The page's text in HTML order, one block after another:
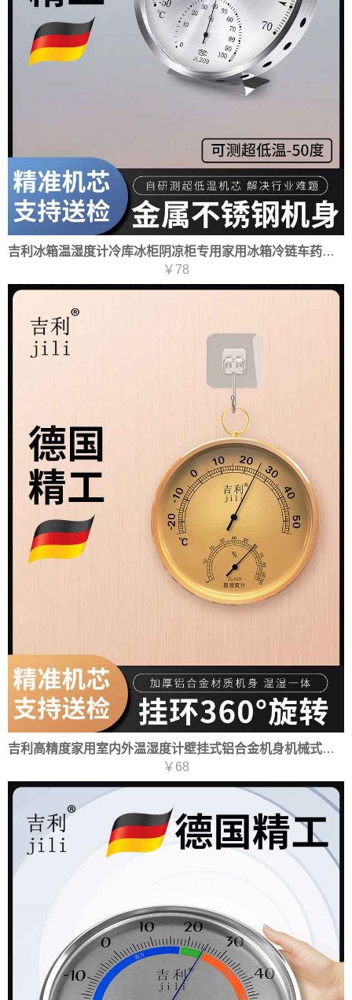
吉利冰箱温湿度计冷库冰柜阴凉柜专用家用冰箱冷链车药店医院
￥78
吉利高精度家用室内外温湿度计壁挂式铝合金机身机械式仓库专用
￥68